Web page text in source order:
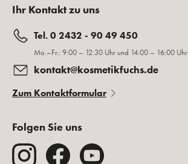
Ihr Kontakt zu uns
Tel. 0 2432 - 90 49 450
Mo.–Fr.: 9:00 – 12:30 Uhr und 14:00 – 16:00 Uhr
kontakt@kosmetikfuchs.de
Zum Kontaktformular
Folgen Sie uns